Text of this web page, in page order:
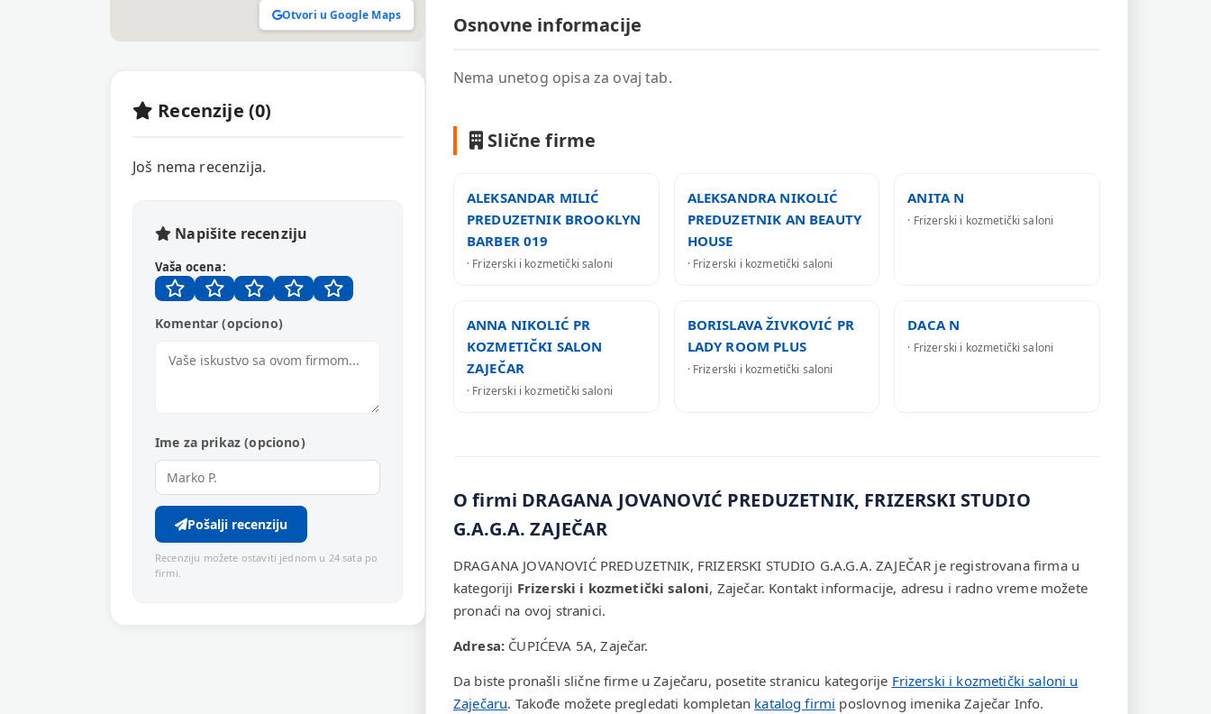
Osnovne informacije
Nema unetog opisa za ovaj tab.
Slične firme
ALEKSANDAR MILIĆ
PREDUZETNIK BROOKLYN
BARBER 019
· Frizerski i kozmetički saloni
ALEKSANDRA NIKOLIĆ
PREDUZETNIK AN BEAUTY
HOUSE
· Frizerski i kozmetički saloni
ANITA N
· Frizerski i kozmetički saloni
ANNA NIKOLIĆ PR
KOZMETIČKI SALON
ZAJEČAR
· Frizerski i kozmetički saloni
BORISLAVA ŽIVKOVIĆ PR
LADY ROOM PLUS
· Frizerski i kozmetički saloni
DACA N
· Frizerski i kozmetički saloni
O firmi DRAGANA JOVANOVIĆ PREDUZETNIK, FRIZERSKI STUDIO
G.A.G.A. ZAJEČAR
DRAGANA JOVANOVIĆ PREDUZETNIK, FRIZERSKI STUDIO G.A.G.A. ZAJEČAR je registrovana firma u
kategoriji Frizerski i kozmetički saloni, Zaječar. Kontakt informacije, adresu i radno vreme možete
pronaći na ovoj stranici.
Adresa: ČUPIĆEVA 5A, Zaječar.
Da biste pronašli slične firme u Zaječaru, posetite stranicu kategorije Frizerski i kozmetički saloni u
Zaječaru. Takođe možete pregledati kompletan katalog firmi poslovnog imenika Zaječar Info.
Otvori u Google Maps
Recenzije (0)
Još nema recenzija.
Napišite recenziju
Vaša ocena:
Komentar (opciono)
Ime za prikaz (opciono)
Pošalji recenziju
Recenziju možete ostaviti jednom u 24 sata po
firmi.